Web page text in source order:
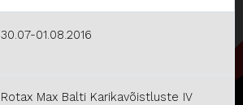
30.07-01.08.2016
Rotax Max Balti Karikavõistluste IV